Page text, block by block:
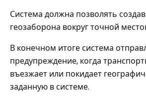
Система должна позволять
геозаборона вокруг точной
В конечном итоге система
предупреждение, когда
въезжает или покидает
заданную в системе.